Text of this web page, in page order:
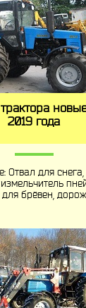
2019 года
Отвал для
брёвен,